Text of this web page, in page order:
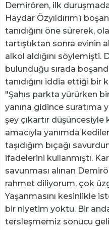
Demirören, ilk
Haydar Özyıldırım’ı
tanıdığını öne sürerek,
tartıştıktan sonra evinin
alkol aldığını söylemişti.
bulunduğu sırada
tanıdığını iddia ettiği
"Şahıs parkta yürürken
yanına gidince suratıma
şey çıkartır
amacıyla yanımda
taşıdığım bıçağı
ifadelerini kullanmıştı.
savunması alınan
rahmet diliyorum, çok
Yaşanmasını kesinlikle
bir niyetim yoktu. Bir
tersleşmemiz sonucu